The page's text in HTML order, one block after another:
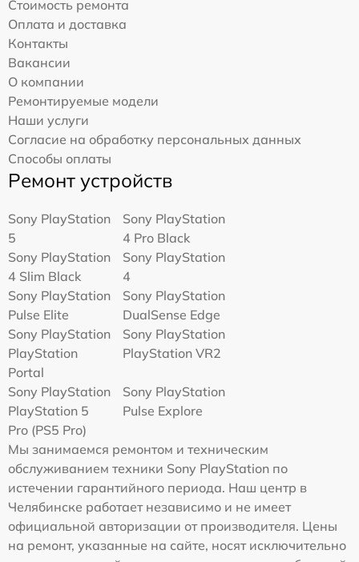
Стоимость ремонта
Оплата и доставка
Контакты
Вакансии
О компании
Ремонтируемые модели
Наши услуги
Согласие на обработку персональных данных
Способы оплаты
Ремонт устройств
Sony PlayStation
5
Sony PlayStation
4 Pro Black
Sony PlayStation
4 Slim Black
Sony PlayStation
4
Sony PlayStation
Pulse Elite
Sony PlayStation
DualSense Edge
Sony PlayStation
PlayStation
Portal
Sony PlayStation
PlayStation VR2
Sony PlayStation
PlayStation 5
Pro (PS5 Pro)
Sony PlayStation
Pulse Explore
Мы занимаемся ремонтом и техническим
обслуживанием техники Sony PlayStation по
истечении гарантийного периода. Наш центр в
Челябинске работает независимо и не имеет
официальной авторизации от производителя. Цены
на ремонт, указанные на сайте, носят исключительно